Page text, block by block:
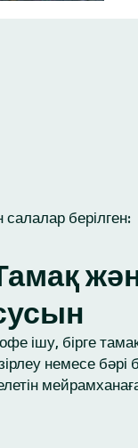
берілген:
ішу, бірге
немесе бәрі